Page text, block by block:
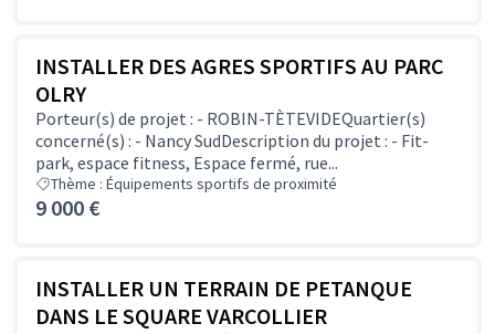
INSTALLER DES AGRES SPORTIFS AU PARC
OLRY
Porteur(s) de projet : - ROBIN-TÈTEVIDEQuartier(s)
concerné(s) : - Nancy SudDescription du projet : - Fit-
park, espace fitness, Espace fermé, rue...
Thème : Équipements sportifs de proximité
9 000 €
INSTALLER UN TERRAIN DE PETANQUE
DANS LE SQUARE VARCOLLIER